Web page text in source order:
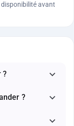
avant
?
?